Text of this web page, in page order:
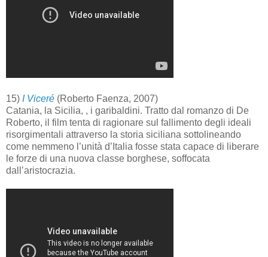
15) I Viceré (Roberto Faenza, 2007)
Catania, la Sicilia, , i garibaldini. Tratto dal romanzo di De
Roberto, il film tenta di ragionare sul fallimento degli ideali
risorgimentali attraverso la storia siciliana sottolineando
come nemmeno l’unità d’Italia fosse stata capace di liberare
le forze di una nuova classe borghese, soffocata
dall’aristocrazia.